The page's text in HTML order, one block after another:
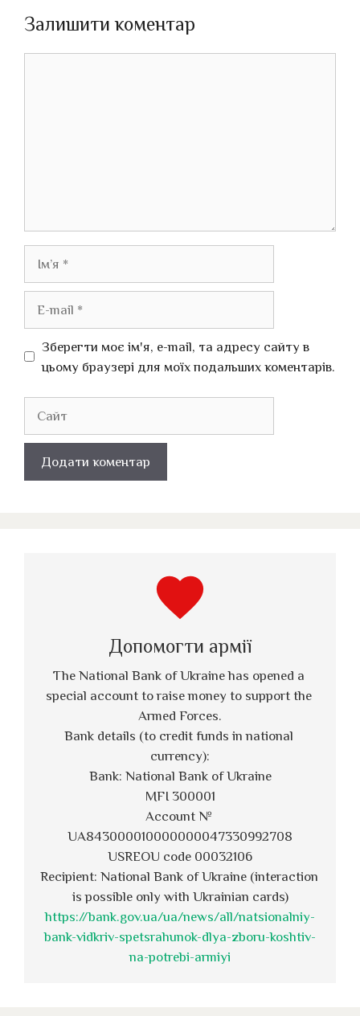
Залишити коментар
Зберегти моє ім'я, e-mail, та адресу сайту в
цьому браузері для моїх подальших коментарів.
favorite
Допомогти армії
The National Bank of Ukraine has opened a
special account to raise money to support the
Armed Forces.
Bank details (to credit funds in national
currency):
Bank: National Bank of Ukraine
MFI 300001
Account №
UA843000010000000047330992708
USREOU code 00032106
Recipient: National Bank of Ukraine (interaction
is possible only with Ukrainian cards)
https://bank.gov.ua/ua/news/all/natsionalniy-
bank-vidkriv-spetsrahunok-dlya-zboru-koshtiv-
na-potrebi-armiyi